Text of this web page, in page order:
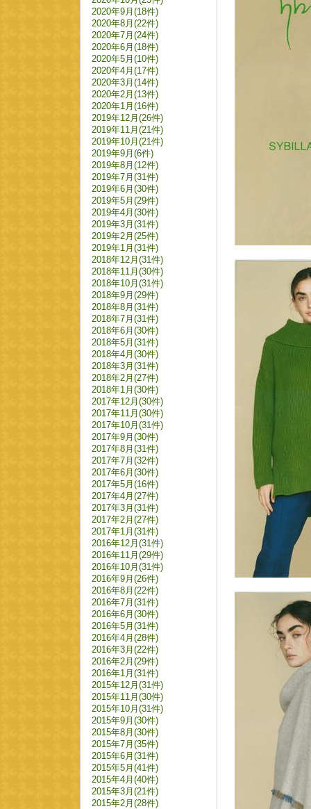
2020年9月(18件)
2020年8月(22件)
2020年7月(24件)
2020年6月(18件)
2020年5月(10件)
2020年4月(17件)
2020年3月(14件)
2020年2月(13件)
2020年1月(16件)
2019年12月(26件)
2019年11月(21件)
2019年10月(21件)
2019年9月(6件)
2019年8月(12件)
2019年7月(31件)
2019年6月(30件)
2019年5月(29件)
2019年4月(30件)
2019年3月(31件)
2019年2月(25件)
2019年1月(31件)
2018年12月(31件)
2018年11月(30件)
2018年10月(31件)
2018年9月(29件)
2018年8月(31件)
2018年7月(31件)
2018年6月(30件)
2018年5月(31件)
2018年4月(30件)
2018年3月(31件)
2018年2月(27件)
2018年1月(30件)
2017年12月(30件)
2017年11月(30件)
2017年10月(31件)
2017年9月(30件)
2017年8月(31件)
2017年7月(32件)
2017年6月(30件)
2017年5月(16件)
2017年4月(27件)
2017年3月(31件)
2017年2月(27件)
2017年1月(31件)
2016年12月(31件)
2016年11月(29件)
2016年10月(31件)
2016年9月(26件)
2016年8月(22件)
2016年7月(31件)
2016年6月(30件)
2016年5月(31件)
2016年4月(28件)
2016年3月(22件)
2016年2月(29件)
2016年1月(31件)
2015年12月(31件)
2015年11月(30件)
2015年10月(31件)
2015年9月(30件)
2015年8月(30件)
2015年7月(35件)
2015年6月(31件)
2015年5月(41件)
2015年4月(40件)
2015年3月(21件)
2015年2月(28件)